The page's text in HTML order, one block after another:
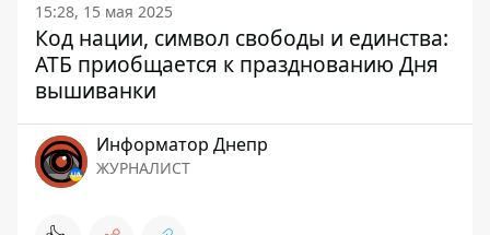
15:28, 15 мая 2025
Код нации, символ свободы и единства:
АТБ приобщается к празднованию Дня
вышиванки
Информатор Днепр
ЖУРНАЛИСТ